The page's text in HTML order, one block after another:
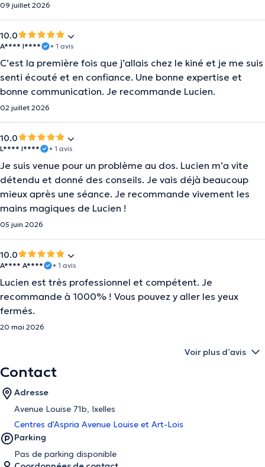
09 juillet 2026
10.0
A**** I**** • 1 avis
C’est la première fois que j’allais chez le kiné et je me suis
senti écouté et en confiance. Une bonne expertise et
bonne communication. Je recommande Lucien.
02 juillet 2026
10.0
L**** I**** • 1 avis
Je suis venue pour un problème au dos. Lucien m’a vite
détendu et donné des conseils. Je vais déjà beaucoup
mieux après une séance. Je recommande vivement les
mains magiques de Lucien !
05 juin 2026
10.0
A**** A**** • 1 avis
Lucien est très professionnel et compétent. Je
recommande à 1000% ! Vous pouvez y aller les yeux
fermés.
20 mai 2026
Voir plus d’avis
Contact
Adresse
Avenue Louise 71b, Ixelles
Centres d'Aspria Avenue Louise et Art-Lois
Parking
Pas de parking disponible